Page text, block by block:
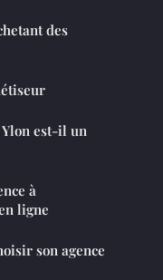
des
est-il un
à
ligne
son agence